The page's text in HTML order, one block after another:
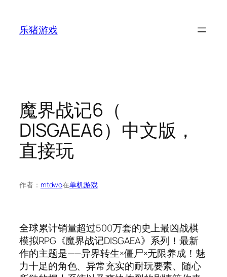
乐猪游戏
魔界战记6（
DISGAEA6）中文版，
直接玩
作者： mtdwo在单机游戏
全球累计销量超过500万套的史上最凶战棋
模拟RPG《魔界战记DISGAEA》系列！最新
作的主题是——异界转生×僵尸×无限养成！魅
力十足的角色、异常充实的耐玩要素、随心